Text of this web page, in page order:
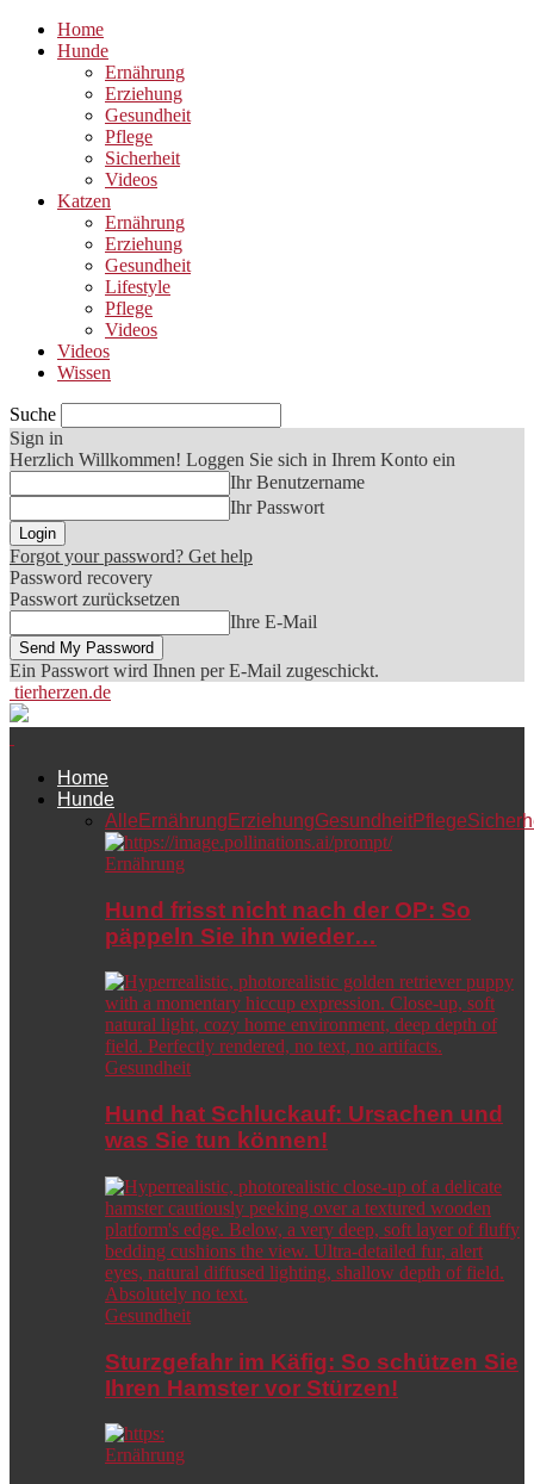
Home
Hunde
Ernährung
Erziehung
Gesundheit
Pflege
Sicherheit
Videos
Katzen
Ernährung
Erziehung
Gesundheit
Lifestyle
Pflege
Videos
Videos
Wissen
Suche
Sign in
Herzlich Willkommen! Loggen Sie sich in Ihrem Konto ein
Ihr Benutzername
Ihr Passwort
Forgot your password? Get help
Password recovery
Passwort zurücksetzen
Ihre E-Mail
Ein Passwort wird Ihnen per E-Mail zugeschickt.
tierherzen.de
Home
Hunde
Alle Ernährung ErziehungGesundheitPflege
Ernährung
Hund frisst nicht nach der OP: So
päppeln Sie ihn wieder…
Gesundheit
Hund hat Schluckauf: Ursachen und
was Sie tun können!
Gesundheit
Sturzgefahr im Käfig: So schützen Sie
Ihren Hamster vor Stürzen!
Ernährung